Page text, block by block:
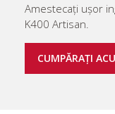
Amestecați ușor
K400 Artisan.
CUMPĂRAȚI